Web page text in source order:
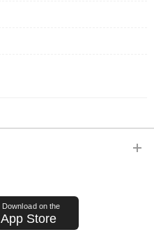
Download on the
App Store